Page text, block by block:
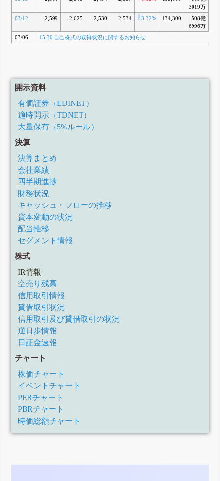
3019万
03/12 2,599 2,625 2,530 2,534 -3.32% 134,300
508億
6996万
03/06 15:30 自己株式の取得状況に関するお知らせ
開示資料
有価証券（EDINET）
適時開示（TDNET）
大量保有（5%ルール）
決算
決算まとめ
会社業績
四半期進捗
財務状況
キャッシュ・フローの推移
資本変動の状況
配当推移
セグメント情報
株式
IR情報
空売り残高
信用取引情報
貸借取引状況
信用取引及び貸借取引の状況
逆日歩情報
日証金速報
チャート
株価チャート
イベントチャート
PERチャート
PBRチャート
時価総額チャート